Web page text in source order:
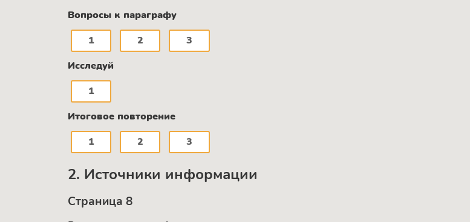
Вопросы к параграфу
1
2
3
Исследуй
1
Итоговое повторение
1
2 3
2. Источники информации
Страница 8